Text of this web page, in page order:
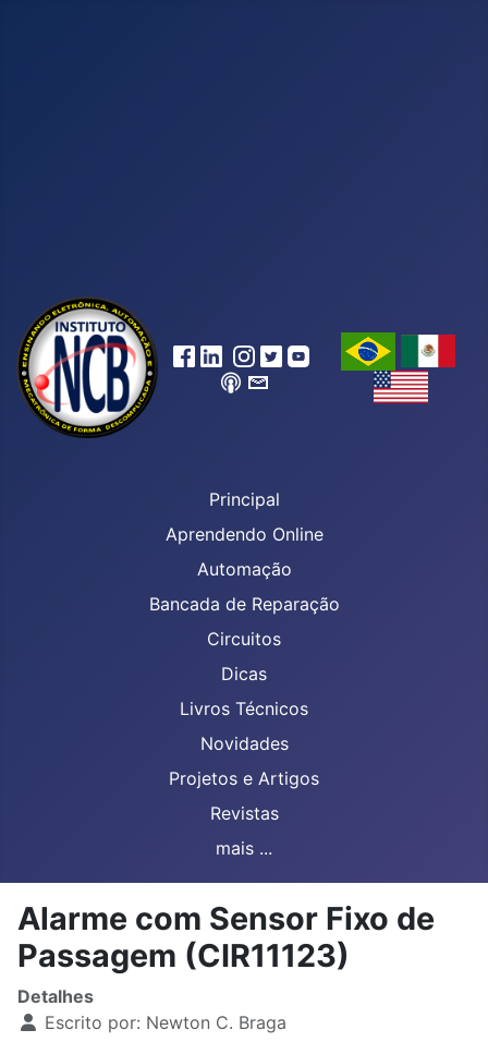
Principal
Aprendendo Online
Automação
Bancada de Reparação
Circuitos
Dicas
Livros Técnicos
Novidades
Projetos e Artigos
Revistas
mais ...
Alarme com Sensor Fixo de
Passagem (CIR11123)
Detalhes
Escrito por: Newton C. Braga